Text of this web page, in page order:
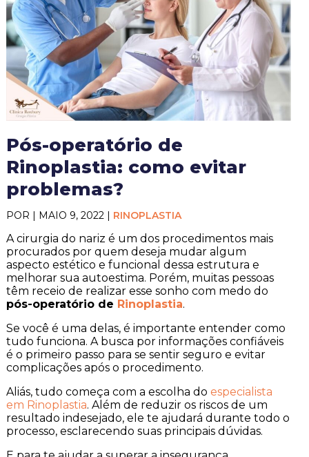
Pós-operatório de
Rinoplastia: como evitar
problemas?
POR | MAIO 9, 2022 | RINOPLASTIA
A cirurgia do nariz é um dos procedimentos mais
procurados por quem deseja mudar algum
aspecto estético e funcional dessa estrutura e
melhorar sua autoestima. Porém, muitas pessoas
têm receio de realizar esse sonho com medo do
pós-operatório de Rinoplastia.
Se você é uma delas, é importante entender como
tudo funciona. A busca por informações confiáveis
é o primeiro passo para se sentir seguro e evitar
complicações após o procedimento.
Aliás, tudo começa com a escolha do especialista
em Rinoplastia. Além de reduzir os riscos de um
resultado indesejado, ele te ajudará durante todo o
processo, esclarecendo suas principais dúvidas.